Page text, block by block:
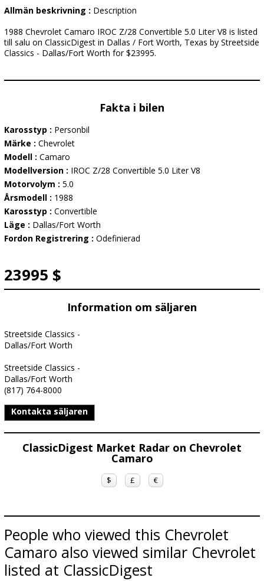
Allmän beskrivning : Description
1988 Chevrolet Camaro IROC Z/28 Convertible 5.0 Liter V8 is listed
till salu on ClassicDigest in Dallas / Fort Worth, Texas by Streetside
Classics - Dallas/Fort Worth for $23995.
Fakta i bilen
Karosstyp : Personbil
Märke : Chevrolet
Modell : Camaro
Modellversion : IROC Z/28 Convertible 5.0 Liter V8
Motorvolym : 5.0
Årsmodell : 1988
Karosstyp : Convertible
Läge : Dallas/Fort Worth
Fordon Registrering : Odefinierad
23995 $
Information om säljaren
Streetside Classics -
Dallas/Fort Worth
Streetside Classics -
Dallas/Fort Worth
(817) 764-8000
Kontakta säljaren
ClassicDigest Market Radar on Chevrolet
Camaro
$ £ €
People who viewed this Chevrolet
Camaro also viewed similar Chevrolet
listed at ClassicDigest